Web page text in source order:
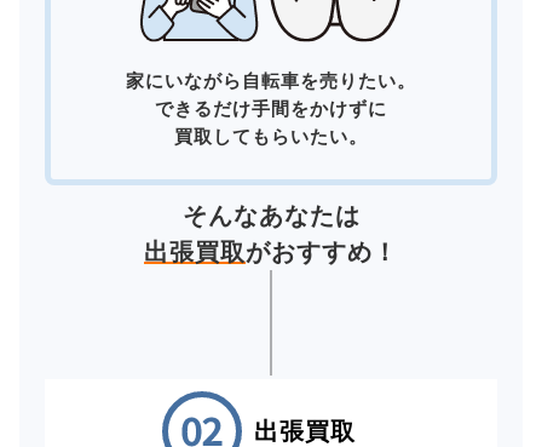
家にいながら自転車を売りたい。
できるだけ手間をかけずに
買取してもらいたい。
そんなあなたは
出張買取がおすすめ！
出張買取